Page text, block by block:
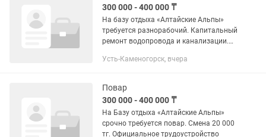
300 000 - 400 000 ₸
На базу отдыха «Алтайские Альпы»
требуется разнорабочий. Капитальный
ремонт водопровода и канализации.
Усть-Каменогорск, вчера
Повар
300 000 - 400 000 ₸
На Базу отдыха «Алтайские Альпы»
срочно требуется повар. Смена 20 000
тг. Официальное трудоустройство